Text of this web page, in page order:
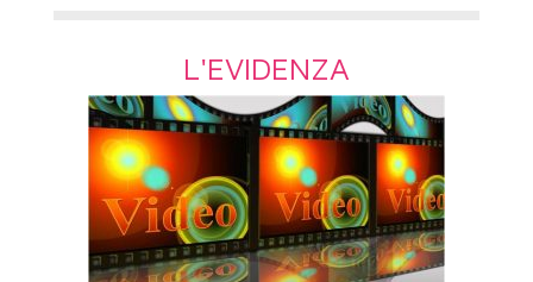
L'EVIDENZA